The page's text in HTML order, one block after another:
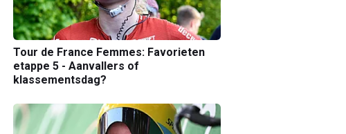
Tour de France Femmes: Favorieten
etappe 5 - Aanvallers of
klassementsdag?